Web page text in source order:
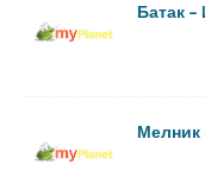
Батак
Мелник